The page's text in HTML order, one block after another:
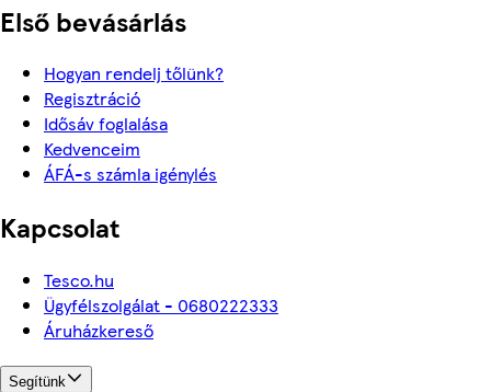
Első bevásárlás
Hogyan rendelj tőlünk?
Regisztráció
Idősáv foglalása
Kedvenceim
ÁFÁ-s számla igénylés
Kapcsolat
Tesco.hu
Ügyfélszolgálat - 0680222333
Áruházkereső
Segítünk